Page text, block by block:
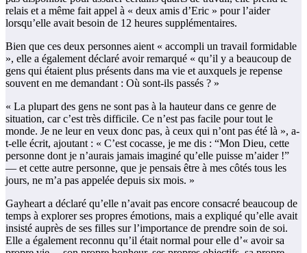
relais et a même fait appel à « deux amis d’Eric » pour l’aider
lorsqu’elle avait besoin de 12 heures supplémentaires.
Bien que ces deux personnes aient « accompli un travail formidable
», elle a également déclaré avoir remarqué « qu’il y a beaucoup de
gens qui étaient plus présents dans ma vie et auxquels je repense
souvent en me demandant : Où sont-ils passés ? »
« La plupart des gens ne sont pas à la hauteur dans ce genre de
situation, car c’est très difficile. Ce n’est pas facile pour tout le
monde. Je ne leur en veux donc pas, à ceux qui n’ont pas été là », a-
t-elle écrit, ajoutant : « C’est cocasse, je me dis : “Mon Dieu, cette
personne dont je n’aurais jamais imaginé qu’elle puisse m’aider !”
— et cette autre personne, que je pensais être à mes côtés tous les
jours, ne m’a pas appelée depuis six mois. »
Gayheart a déclaré qu’elle n’avait pas encore consacré beaucoup de
temps à explorer ses propres émotions, mais a expliqué qu’elle avait
insisté auprès de ses filles sur l’importance de prendre soin de soi.
Elle a également reconnu qu’il était normal pour elle d’« avoir sa